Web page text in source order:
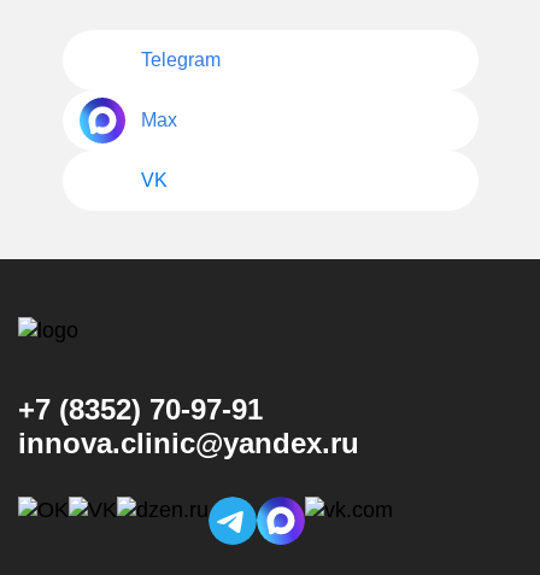
Telegram
Max
VK
+7 (8352) 70-97-91
innova.clinic@yandex.ru